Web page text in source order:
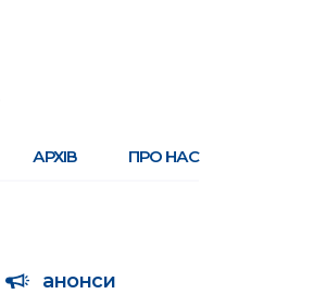
АРХІВ ПРО НАС
анонси